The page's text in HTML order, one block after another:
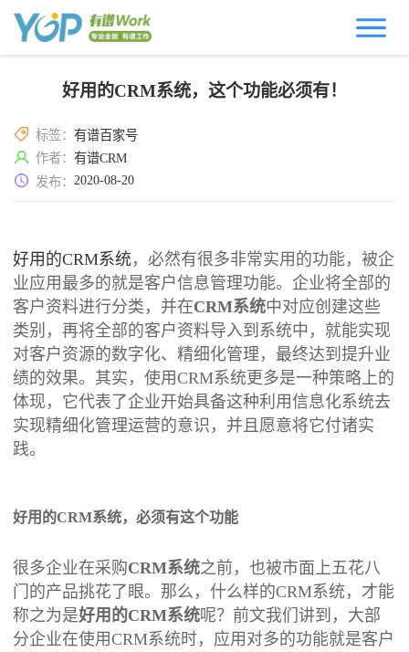
好用的CRM系统，这个功能必须有！
标签：有谱百家号
作者：有谱CRM
发布：2020-08-20
好用的CRM系统 ，必然有很多非常实用的功能，被企
业应用最多的就是客户信息管理功能。企业将全部的
客户资料进行分类，并在CRM系统中对应创建这些
类别，再将全部的客户资料导入到系统中，就能实现
对客户资源的数字化、精细化管理，最终达到提升业
绩的效果。其实，使用CRM系统更多是一种策略上的
体现，它代表了企业开始具备这种利用信息化系统去
实现精细化管理运营的意识，并且愿意将它付诸实
践。
好用的CRM系统，必须有这个功能
很多企业在采购CRM系统之前，也被市面上五花八
门的产品挑花了眼。那么，什么样的CRM系统，才能
称之为是好用的CRM系统呢？前文我们讲到，大部
分企业在使用CRM系统时，应用对多的功能就是客户